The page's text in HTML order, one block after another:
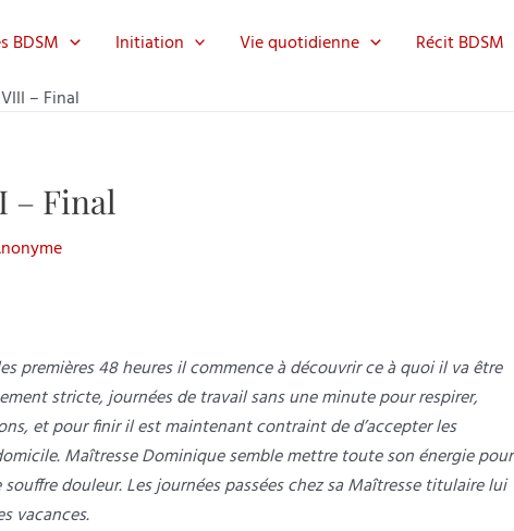
BDSM Initiation Vie quotidienne Récit BDSM
– Final
– Final
premières 48 heures il commence à découvrir ce à quoi il va être
stricte, journées de travail sans une minute pour respirer,
et pour finir il est maintenant contraint de d’accepter les
Maîtresse Dominique semble mettre toute son énergie pour
douleur. Les journées passées chez sa Maîtresse titulaire lui
vacances.